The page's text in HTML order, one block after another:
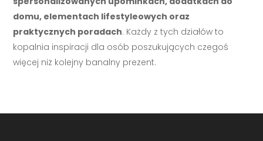
domu, elementach lifestyleowych oraz
praktycznych poradach. Każdy z tych działów to
kopalnia inspiracji dla osób poszukujących czegoś
więcej niż kolejny banalny prezent.